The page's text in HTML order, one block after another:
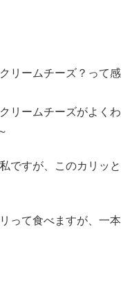
リームチーズ？って感
リームチーズがよくわ
ですが、このカリッと
って食べますが、一本